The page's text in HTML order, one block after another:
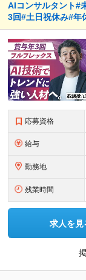
AIコンサルタント#
3回#土日祝休み#年
応募資格
給与
勤務地
残業時間
求人を見